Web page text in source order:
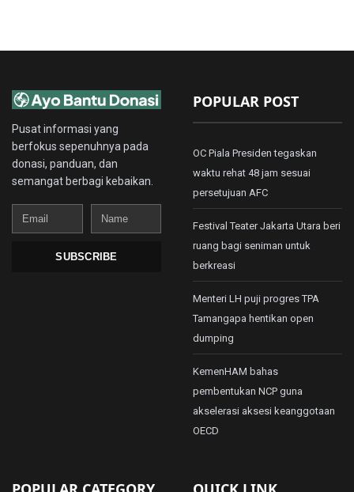
Pusat informasi yang
berfokus sepenuhnya pada
donasi, panduan, dan
semangat berbagi kebaikan.
Email
Name
SUBSCRIBE
POPULAR POST
OC Piala Presiden tegaskan
waktu rehat 48 jam sesuai
persetujuan AFC
Festival Teater Jakarta Utara beri
ruang bagi seniman untuk
berkreasi
Menteri LH puji progres TPA
Tamangapa hentikan open
dumping
KemenHAM bahas
pembentukan NCP guna
akselerasi aksesi keanggotaan
OECD